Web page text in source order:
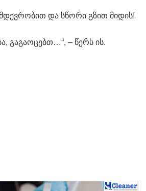
და სწორი გზით მიდის!
გაგაოცებთ…“, – წერს ის.